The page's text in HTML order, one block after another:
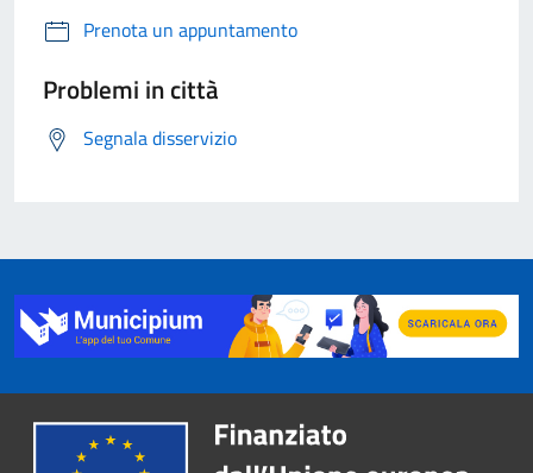
Prenota un appuntamento
Problemi in città
Segnala disservizio